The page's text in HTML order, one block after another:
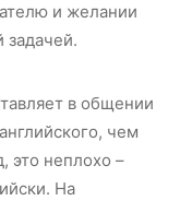
и желании
задачей.
в общении
чем
это неплохо –
На